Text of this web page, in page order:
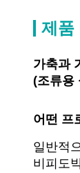
제품
가축과
(조류용
어떤 프
일반적
비피도